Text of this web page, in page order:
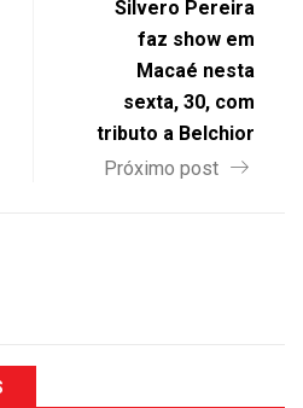
Silvero Pereira
faz show em
Macaé nesta
sexta, 30, com
tributo a Belchior
Próximo post